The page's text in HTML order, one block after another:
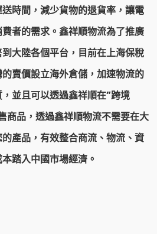
時間，減少貨物的退貨率，讓電
者的需求。鑫祥順物流為了推廣
大陸各個平台，目前在上海保稅
賣價設立海外倉儲，加速物流的
並且可以透過鑫祥順在”跨境
商品，透過鑫祥順物流不需要在大
產品，有效整合商流、物流、資
踏入中國市場經濟。